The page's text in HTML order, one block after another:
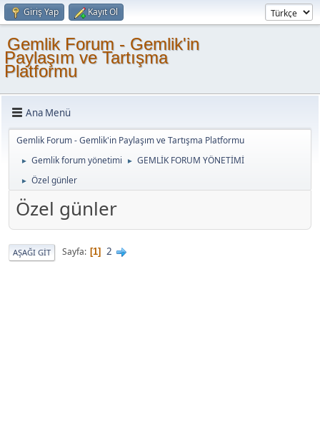
Giriş Yap Kayıt Ol
Gemlik Forum - Gemlik'in
Paylaşım ve Tartışma
Platformu
Ana Menü
Gemlik Forum - Gemlik'in Paylaşım ve Tartışma Platformu
► Gemlik forum yönetimi ► GEMLİK FORUM YÖNETİMİ
► Özel günler
Özel günler
AŞAĞI GIT Sayfa 1 2